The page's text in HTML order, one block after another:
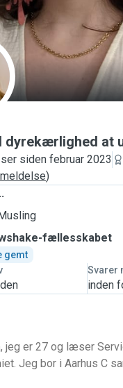
dyrekærlighed at
siden februar 2023
)
fællesskabet
gemt
Svarer
inden
jeg er 27 og læser
Jeg bor i Aarhus C